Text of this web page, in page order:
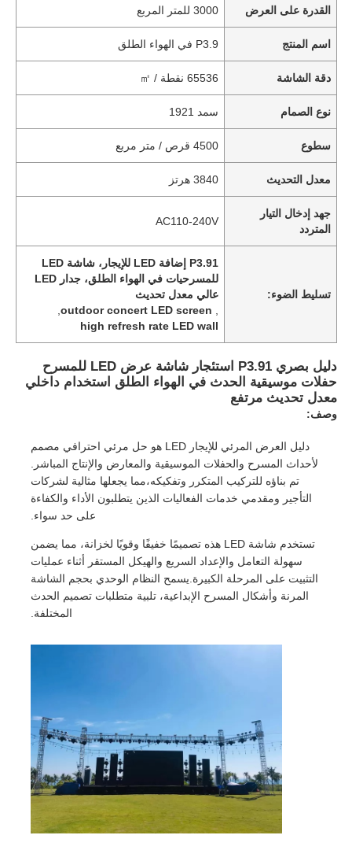
القدرة على العرض 3000 للمتر المربع
اسم المنتج P3.9 في الهواء الطلق
دقة الشاشة 65536 نقطة / ㎡
نوع الصمام سمد 1921
سطوع 4500 قرص / متر مربع
معدل التحديث 3840 هرتز
جهد إدخال التيار
المتردد
AC110-240V
تسليط الضوء:
P3.91 إضافة LED للإيجار، شاشة LED
للمسرحيات في الهواء الطلق، جدار LED
عالي معدل تحديث
outdoor concert LED screen
high refresh rate LED wall
دليل بصري P3.91 استئجار شاشة عرض LED للمسرح
حفلات موسيقية الحدث في الهواء الطلق استخدام داخلي
معدل تحديث مرتفع
وصف:
دليل العرض المرئي للإيجار LED هو حل مرئي احترافي مصمم
لأحداث المسرح والحفلات الموسيقية والمعارض والإنتاج المباشر.
تم بناؤه للتركيب المتكرر وتفكيكه،مما يجعلها مثالية لشركات
التأجير ومقدمي خدمات الفعاليات الذين يتطلبون الأداء والكفاءة
على حد سواء.
تستخدم شاشة LED هذه تصميمًا خفيفًا وقويًا لخزانة، مما يضمن
سهولة التعامل والإعداد السريع والهيكل المستقر أثناء عمليات
التثبيت على المرحلة الكبيرة.يسمح النظام الوحدي بحجم الشاشة
المرنة وأشكال المسرح الإبداعية، تلبية متطلبات تصميم الحدث
المختلفة.